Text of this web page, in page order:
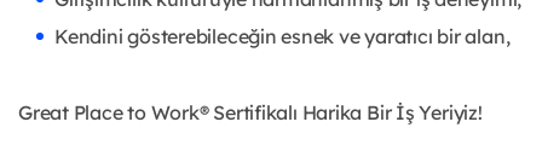
Kendini gösterebileceğin esnek ve yaratıcı bir alan,
Great Place to Work® Sertifikalı Harika Bir İş Yeriyiz!